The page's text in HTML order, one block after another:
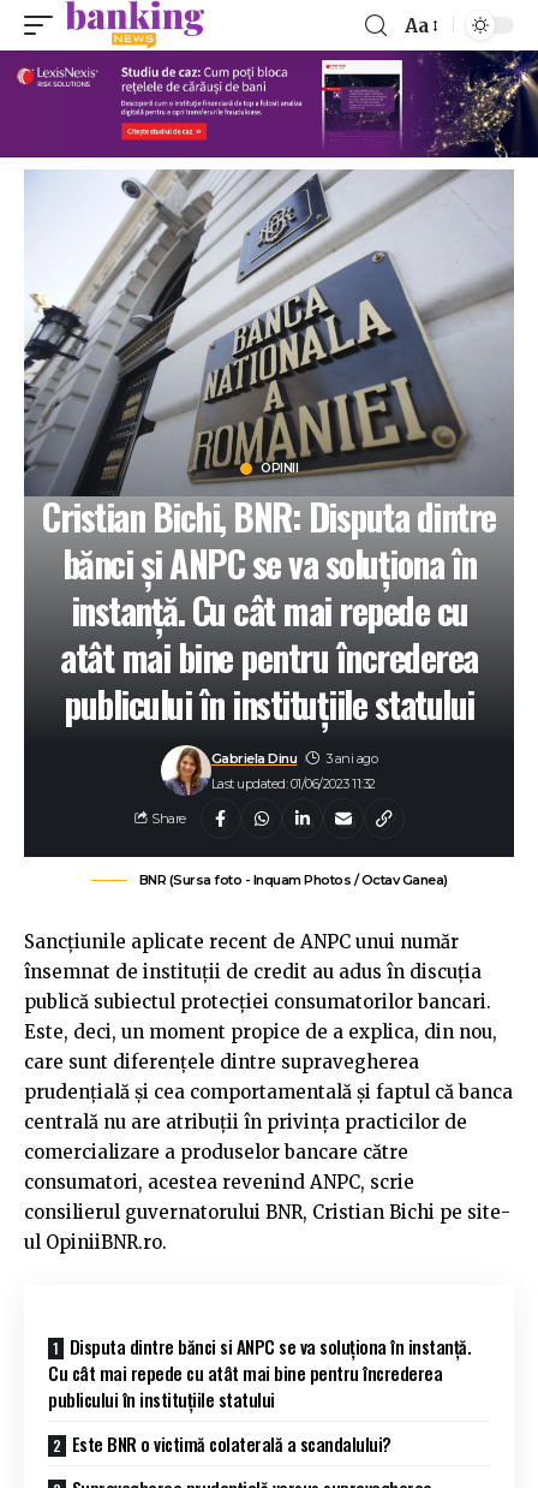
Aa
OPINII
Cristian Bichi, BNR: Disputa dintre
bănci și ANPC se va soluționa în
instanță. Cu cât mai repede cu
atât mai bine pentru încrederea
publicului în instituțiile statului
Last updated: 01/06/2023 11:32
Gabriela Dinu 3 ani ago
Share
BNR (Sursa foto - Inquam Photos / Octav Ganea)
Sancțiunile aplicate recent de ANPC unui număr
însemnat de instituții de credit au adus în discuția
publică subiectul protecției consumatorilor bancari.
Este, deci, un moment propice de a explica, din nou,
care sunt diferențele dintre supravegherea
prudențială și cea comportamentală și faptul că banca
centrală nu are atribuții în privința practicilor de
comercializare a produselor bancare către
consumatori, acestea revenind ANPC, scrie
consilierul guvernatorului BNR, Cristian Bichi pe site-
ul OpiniiBNR.ro.
Disputa dintre bănci si ANPC se va soluționa în instanță.
Cu cât mai repede cu atât mai bine pentru încrederea
publicului în instituțiile statului
Este BNR o victimă colaterală a scandalului?